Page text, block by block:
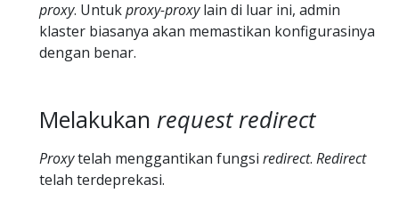
proxy. Untukproxy-proxylain di luar ini, admin
klaster biasanya akan memastikan konfigurasinya
dengan benar.
Melakukan request redirect
Proxytelah menggantikan fungsi redirect. Redirect
telah terdeprekasi.